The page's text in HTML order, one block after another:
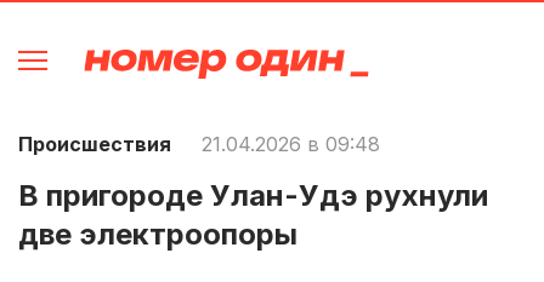
Происшествия 21.04.2026 в 09:48
В пригороде Улан-Удэ рухнули
две электроопоры